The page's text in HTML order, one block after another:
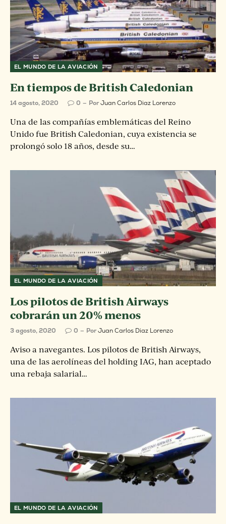
EL MUNDO DE LA AVIACIÓN
En tiempos de British Caledonian
14 agosto, 2020 0 PorJuan Carlos Diaz Lorenzo
Una de las compañías emblemáticas del Reino
Unido fue British Caledonian, cuya existencia se
prolongó solo 18 años, desde su…
EL MUNDO DE LA AVIACIÓN
Los pilotos de British Airways
cobrarán un 20% menos
3 agosto, 2020 0 PorJuan Carlos Diaz Lorenzo
Aviso a navegantes. Los pilotos de British Airways,
una de las aerolíneas del holding IAG, han aceptado
una rebaja salarial…
EL MUNDO DE LA AVIACIÓN